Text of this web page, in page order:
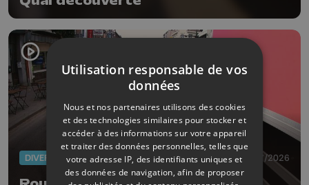
DIVERS 10/07/2026
Utilisation responsable de vos
données
Nous et nos partenaires utilisons des cookies
et des technologies similaires pour stocker et
accéder à des informations sur votre appareil
et traiter des données personnelles, telles que
votre adresse IP, des identifiants uniques et
des données de navigation, afin de proposer